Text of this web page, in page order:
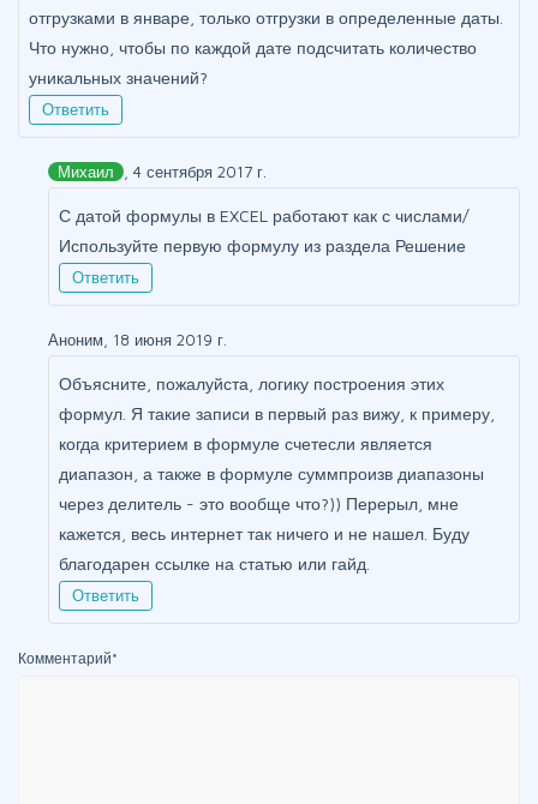
отгрузками в январе, только отгрузки в определенные даты.
Что нужно, чтобы по каждой дате подсчитать количество
уникальных значений?
Ответить
Михаил , 4 сентября 2017 г.
С датой формулы в EXCEL работают как с числами/
Используйте первую формулу из раздела Решение
Ответить
Аноним, 18 июня 2019 г.
Объясните, пожалуйста, логику построения этих
формул. Я такие записи в первый раз вижу, к примеру,
когда критерием в формуле счетесли является
диапазон, а также в формуле суммпроизв диапазоны
через делитель - это вообще что?)) Перерыл, мне
кажется, весь интернет так ничего и не нашел. Буду
благодарен ссылке на статью или гайд.
Ответить
Комментарий*